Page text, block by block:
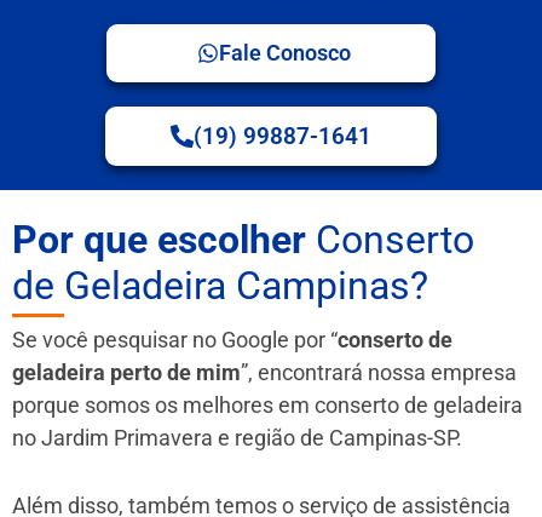
Fale Conosco
(19) 99887-1641
Por que escolher Conserto
de Geladeira Campinas?
Se você pesquisar no Google por “conserto de
geladeira perto de mim”, encontrará nossa empresa
porque somos os melhores em conserto de geladeira
no Jardim Primavera e região de Campinas-SP.
Além disso, também temos o serviço de assistência